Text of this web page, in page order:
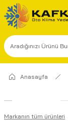
Anasayfa
Markanın tüm ürünleri